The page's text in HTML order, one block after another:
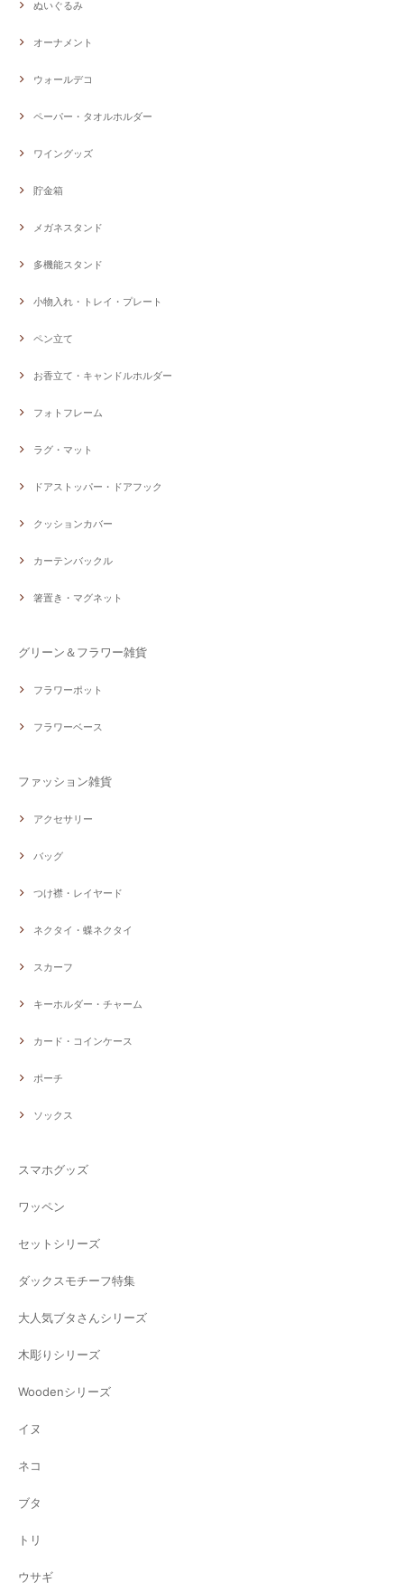
ぬいぐるみ
オーナメント
ウォールデコ
ペーパー・タオルホルダー
ワイングッズ
貯金箱
メガネスタンド
多機能スタンド
小物入れ・トレイ・プレート
ペン立て
お香立て・キャンドルホルダー
フォトフレーム
ラグ・マット
ドアストッパー・ドアフック
クッションカバー
カーテンバックル
箸置き・マグネット
グリーン＆フラワー雑貨
フラワーポット
フラワーベース
ファッション雑貨
アクセサリー
バッグ
つけ襟・レイヤード
ネクタイ・蝶ネクタイ
スカーフ
キーホルダー・チャーム
カード・コインケース
ポーチ
ソックス
スマホグッズ
ワッペン
セットシリーズ
ダックスモチーフ特集
大人気ブタさんシリーズ
木彫りシリーズ
Woodenシリーズ
イヌ
ネコ
ブタ
トリ
ウサギ